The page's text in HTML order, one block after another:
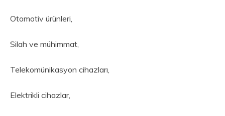
Otomotiv ürünleri,
Silah ve mühimmat,
Telekomünikasyon cihazları,
Elektrikli cihazlar,